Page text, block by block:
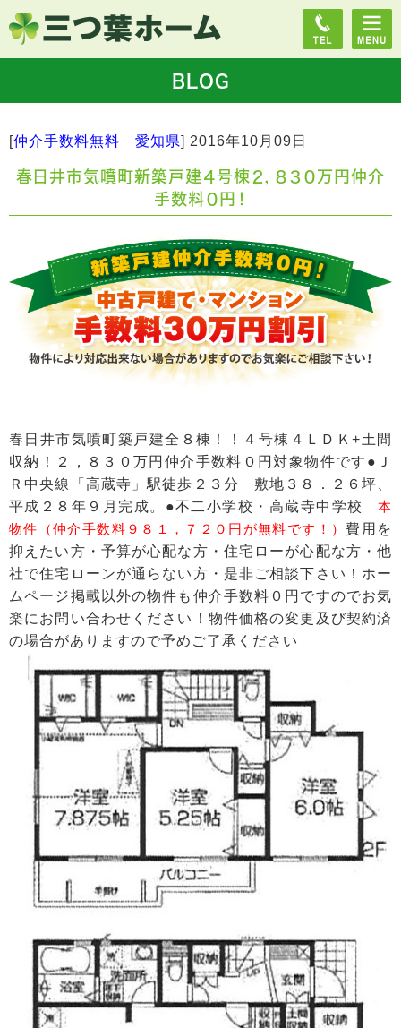
BLOG
[仲介手数料無料 愛知県] 2016年10月09日
春日井市気噴町新築戸建４号棟２，８３０万円仲介
手数料０円！
春日井市気噴町築戸建全８棟！！４号棟４ＬＤＫ+土間
収納！２，８３０万円仲介手数料０円対象物件です●Ｊ
Ｒ中央線「高蔵寺」駅徒歩２３分 敷地３８．２６坪、
平成２８年９月完成。●不二小学校・高蔵寺中学校
本
物件（仲介手数料９８１，７２０円が無料です！） 費用を
抑えたい方・予算が心配な方・住宅ローが心配な方・他
社で住宅ローンが通らない方・是非ご相談下さい！ホー
ムページ掲載以外の物件も仲介手数料０円ですのでお気
楽にお問い合わせください！物件価格の変更及び契約済
の場合がありますので予めご了承ください